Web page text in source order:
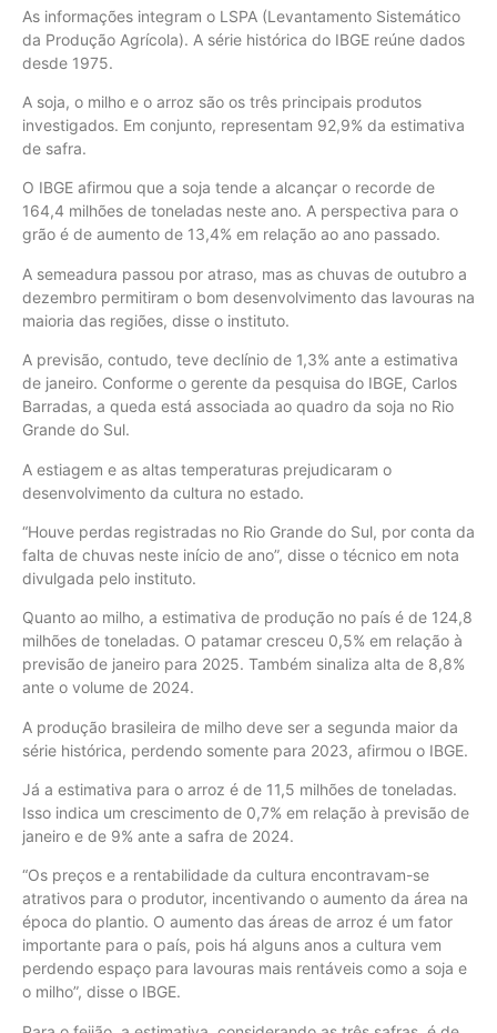
As informações integram o LSPA (Levantamento Sistemático
da Produção Agrícola). A série histórica do IBGE reúne dados
desde 1975.
A soja, o milho e o arroz são os três principais produtos
investigados. Em conjunto, representam 92,9% da estimativa
de safra.
O IBGE afirmou que a soja tende a alcançar o recorde de
164,4 milhões de toneladas neste ano. A perspectiva para o
grão é de aumento de 13,4% em relação ao ano passado.
A semeadura passou por atraso, mas as chuvas de outubro a
dezembro permitiram o bom desenvolvimento das lavouras na
maioria das regiões, disse o instituto.
A previsão, contudo, teve declínio de 1,3% ante a estimativa
de janeiro. Conforme o gerente da pesquisa do IBGE, Carlos
Barradas, a queda está associada ao quadro da soja no Rio
Grande do Sul.
A estiagem e as altas temperaturas prejudicaram o
desenvolvimento da cultura no estado.
“Houve perdas registradas no Rio Grande do Sul, por conta da
falta de chuvas neste início de ano”, disse o técnico em nota
divulgada pelo instituto.
Quanto ao milho, a estimativa de produção no país é de 124,8
milhões de toneladas. O patamar cresceu 0,5% em relação à
previsão de janeiro para 2025. Também sinaliza alta de 8,8%
ante o volume de 2024.
A produção brasileira de milho deve ser a segunda maior da
série histórica, perdendo somente para 2023, afirmou o IBGE.
Já a estimativa para o arroz é de 11,5 milhões de toneladas.
Isso indica um crescimento de 0,7% em relação à previsão de
janeiro e de 9% ante a safra de 2024.
“Os preços e a rentabilidade da cultura encontravam-se
atrativos para o produtor, incentivando o aumento da área na
época do plantio. O aumento das áreas de arroz é um fator
importante para o país, pois há alguns anos a cultura vem
perdendo espaço para lavouras mais rentáveis como a soja e
o milho”, disse o IBGE.